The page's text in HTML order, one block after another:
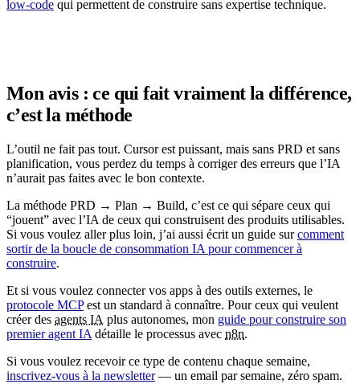
low-code qui permettent de construire sans expertise technique.
Mon avis : ce qui fait vraiment la différence,
c’est la méthode
L’outil ne fait pas tout. Cursor est puissant, mais sans PRD et sans
planification, vous perdez du temps à corriger des erreurs que l’IA
n’aurait pas faites avec le bon contexte.
La méthode PRD → Plan → Build, c’est ce qui sépare ceux qui
“jouent” avec l’IA de ceux qui construisent des produits utilisables.
Si vous voulez aller plus loin, j’ai aussi écrit un guide surcomment
sortir de la boucle de consommation IA pour commencer à
construire.
Et si vous voulez connecter vos apps à des outils externes, le
protocole MCPest un standard à connaître. Pour ceux qui veulent
créer des agents IA plus autonomes, mon guide pour construire son
premier agent IA détaille le processus avec n8n.
Si vous voulez recevoir ce type de contenu chaque semaine,
inscrivez-vous à la newsletter— un email par semaine, zéro spam.